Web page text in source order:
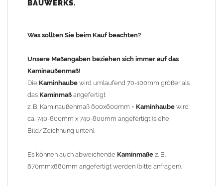
100mm
120mm
140mm
Andere Bohrmaße sind auf Anfrage möglich (Aufpreis
Sonderbohrung 55,99 EUR).
Befestigung/Stützen
Kaminhaubewird inkl. EdelstahlBefestigungsmaterial
geliefert. Die Standardflachstützen sind aus
beträgt ca. 25cm bis 30cm. DieKaminhaubekann mit längeren
Stützen bis Höhe 450mm geliefert werden (Aufpreis 42,89 EUR).
BAUWERKS.
Was sollten Sie beim Kauf beachten?
Unsere Maßangaben beziehen sich immer auf das
Kaminaußenmaß!
Die Kaminhaube wird umlaufend 70-100mm größer als
das Kaminmaß angefertigt
z. B. Kaminaußenmaß 600x600mm = Kaminhaube wird
ca. 740-800mm x 740-800mm angefertigt (siehe
Bild/Zeichnung unten).
Es können auch abweichende Kaminmaße z. B.
670mmx880mm angefertigt werden (bitte anfragen).